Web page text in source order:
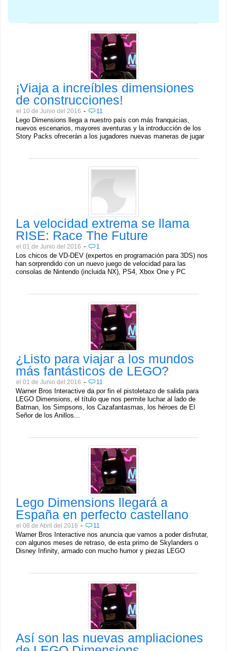
¡Viaja a increíbles dimensiones
de construcciones!
el 10 de Junio del 2016 - 11
Lego Dimensions llega a nuestro país con más franquicias,
nuevos escenarios, mayores aventuras y la introducción de los
Story Packs ofrecerán a los jugadores nuevas maneras de jugar
La velocidad extrema se llama
RISE: Race The Future
el 01 de Junio del 2016 - 1
Los chicos de VD-DEV (expertos en programación para 3DS) nos
han sorprendido con un nuevo juego de velocidad para las
consolas de Nintendo (incluida NX), PS4, Xbox One y PC
¿Listo para viajar a los mundos
más fantásticos de LEGO?
el 01 de Junio del 2016 - 11
Warner Bros Interactive da por fin el pistoletazo de salida para
LEGO Dimensions, el título que nos permite luchar al lado de
Batman, los Simpsons, los Cazafantasmas, los héroes de El
Señor de los Anillos...
Lego Dimensions llegará a
España en perfecto castellano
el 08 de Abril del 2016 - 11
Warner Bros Interactive nos anuncia que vamos a poder disfrutar,
con algunos meses de retraso, de esta primo de Skylanders o
Disney Infinity, armado con mucho humor y piezas LEGO
Así son las nuevas ampliaciones